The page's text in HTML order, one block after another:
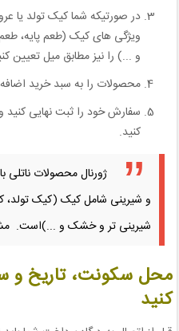
در صورتیکه شما کیک تولد یا
ویژگی های کیک (طعم پایه،
و ...) را نیز مطابق میل تعیین
محصولات را به سبد خرید
سفارش خود را ثبت نهایی کنید
کنید.
و شیرینی شامل کیک (کیک
شیرینی تر و خشک و ...)است.
محل سکونت، تاریخ و
کنید